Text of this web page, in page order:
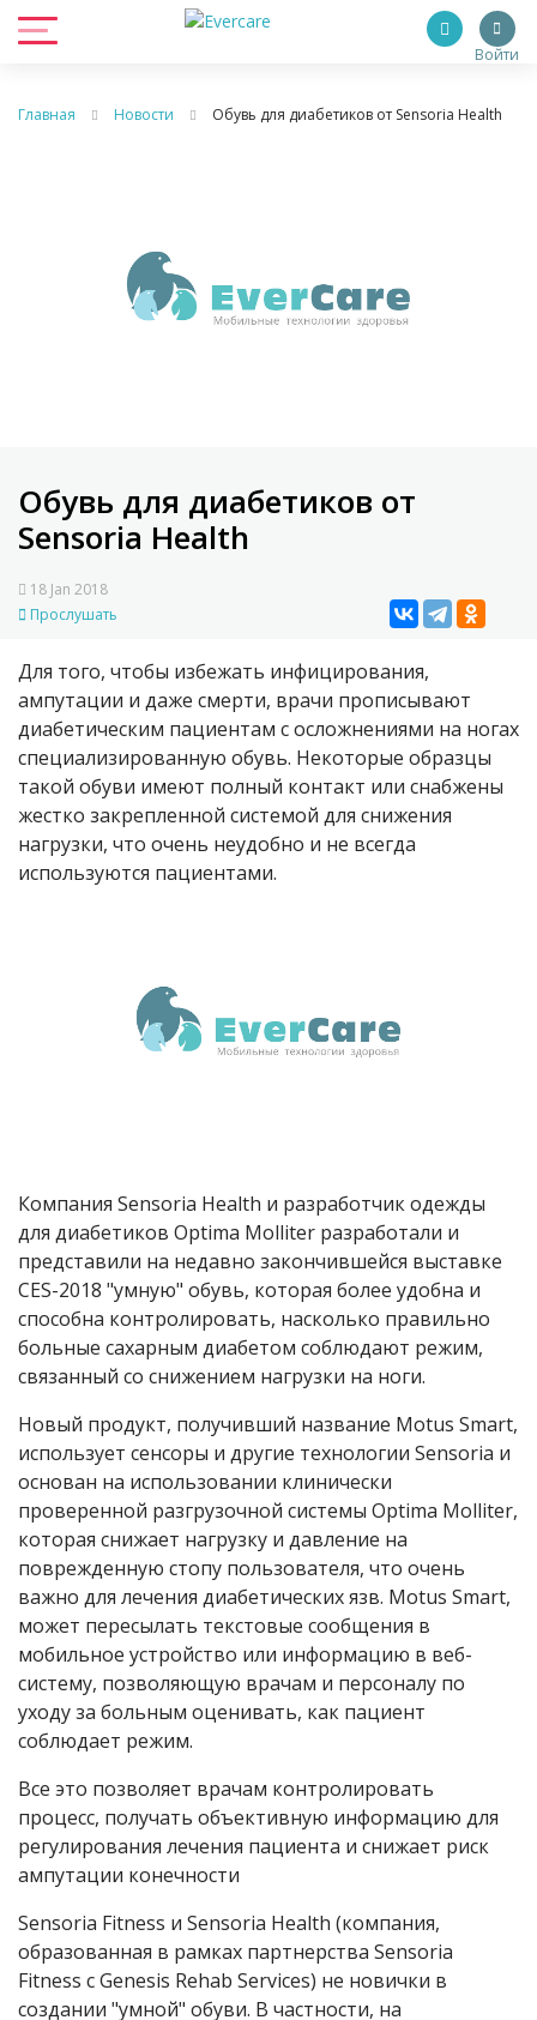
Войти
Главная Новости Обувь для диабетиков от Sensoria Health
Обувь для диабетиков от
Sensoria Health
18 Jan 2018
Прослушать
Для того, чтобы избежать инфицирования,
ампутации и даже смерти, врачи прописывают
диабетическим пациентам с осложнениями на ногах
специализированную обувь. Некоторые образцы
такой обуви имеют полный контакт или снабжены
жестко закрепленной системой для снижения
нагрузки, что очень неудобно и не всегда
используются пациентами.
Компания Sensoria Health и разработчик одежды
для диабетиков Optima Molliter разработали и
представили на недавно закончившейся выставке
CES-2018 "умную" обувь, которая более удобна и
способна контролировать, насколько правильно
больные сахарным диабетом соблюдают режим,
связанный со снижением нагрузки на ноги.
Новый продукт, получивший название Motus Smart,
использует сенсоры и другие технологии Sensoria и
основан на использовании клинически
проверенной разгрузочной системы Optima Molliter,
которая снижает нагрузку и давление на
поврежденную стопу пользователя, что очень
важно для лечения диабетических язв. Motus Smart,
может пересылать текстовые сообщения в
мобильное устройство или информацию в веб-
систему, позволяющую врачам и персоналу по
уходу за больным оценивать, как пациент
соблюдает режим.
Все это позволяет врачам контролировать
процесс, получать объективную информацию для
регулирования лечения пациента и снижает риск
ампутации конечности
Sensoria Fitness и Sensoria Health (компания,
образованная в рамках партнерства Sensoria
Fitness с Genesis Rehab Services) не новички в
создании "умной" обуви. В частности, на